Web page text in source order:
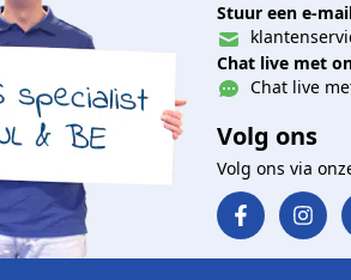
Stuur een e-
Chat live met
Chat live
Volg ons
Volg ons via